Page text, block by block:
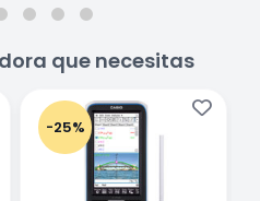
que necesitas
-25%